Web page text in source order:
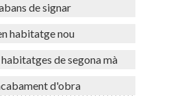
de signar
habitatge nou
de segona mà
d'obra